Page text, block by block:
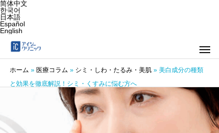
简体中文
한국어
日本語
Español
English
ホーム » 医療コラム » シミ・しわ・たるみ・美肌 » 美白成分の種類
と効果を徹底解説！シミ・くすみに悩む方へ